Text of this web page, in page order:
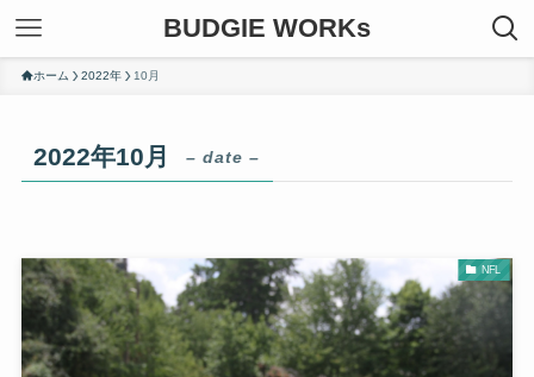
BUDGIE WORKs
ホーム 2022年 10月
2022年10月 – date –
NFL